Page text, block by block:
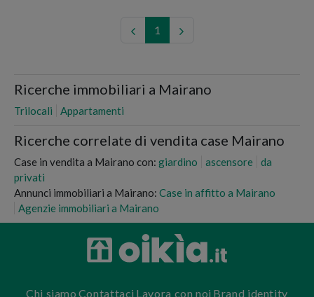
1
Ricerche immobiliari a Mairano
Trilocali Appartamenti
Ricerche correlate di vendita case Mairano
Case in vendita a Mairano con: giardino ascensore
da
privati
Annunci immobiliari a Mairano: Case in affitto a Mairano
Agenzie immobiliari a Mairano
Chi siamo Contattaci Lavora con noi Brand identity